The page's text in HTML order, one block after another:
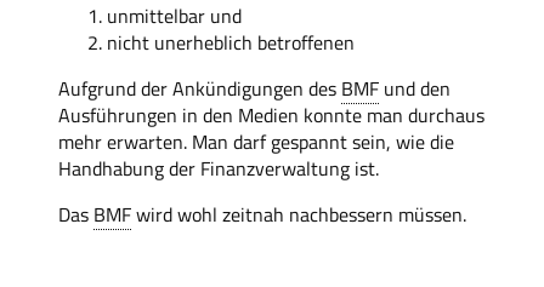
unmittelbar und
nicht unerheblich betroffenen
Aufgrund der Ankündigungen des BMF und den
Ausführungen in den Medien konnte man durchaus
mehr erwarten. Man darf gespannt sein, wie die
Handhabung der Finanzverwaltung ist.
Das BMFwird wohl zeitnah nachbessern müssen.